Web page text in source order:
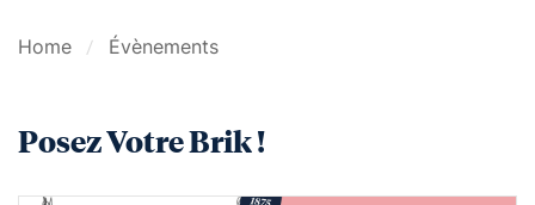
Home Évènements
Posez Votre Brik !